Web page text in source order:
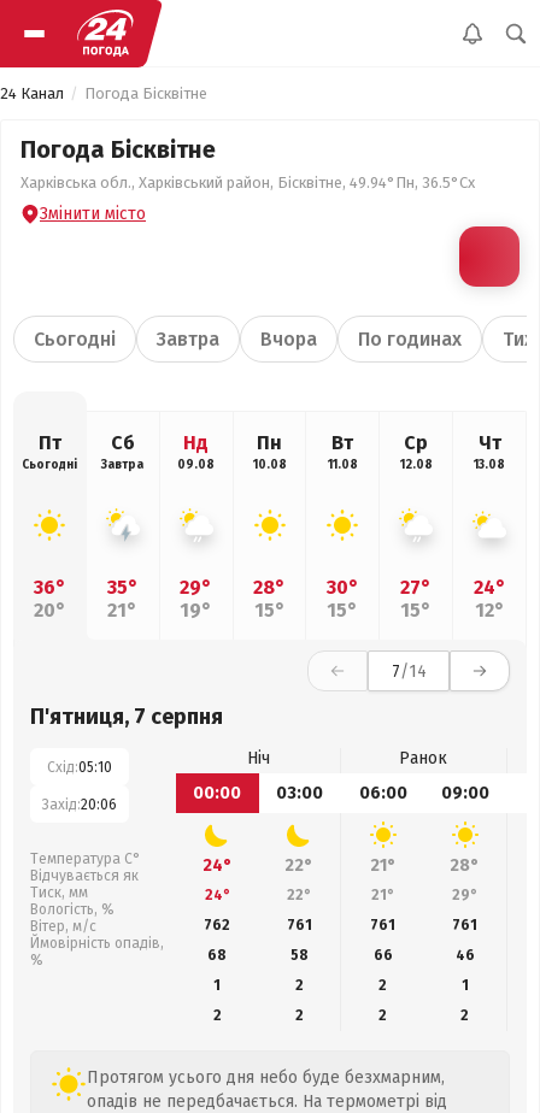
24 Канал Погода Бісквітне
Погода Бісквітне
Харківська обл., Харківський район, Бісквітне, 49.94°Пн, 36.5°Сх
Змінити місто
Сьогодні Завтра Вчора По годинах
Пт
Сьогодні
36°
20°
Сб
Завтра
35°
21°
Нд
09.08
29°
19°
Пн
10.08
28°
15°
Вт
11.08
30°
15°
Ср
12.08
27°
15°
Чт
13.08
24°
12°
7/14
П'ятниця, 7 серпня
Схід:05:10
Захід:20:06
Температура С°
Відчувається як
Тиск, мм
Вологість, %
Вітер, м/с
Ймовірність опадів,
%
Ніч
Ранок
00:00
03:00 06:00 09:00
24° 22° 21° 28°
24° 22° 21° 29°
762
761 761 761
68
58 66 46
1
2 2
1
2
2 2 2
Протягом усього дня небо буде безхмарним,
опадів не передбачається. На термометрі від